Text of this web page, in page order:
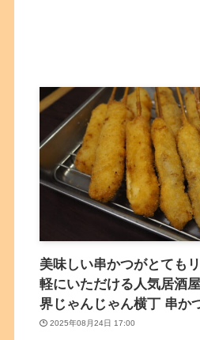
美味しい串かつがとても
軽にいただける人気居
界じゃんじゃん横丁 串か
2025年08月24日 17:00